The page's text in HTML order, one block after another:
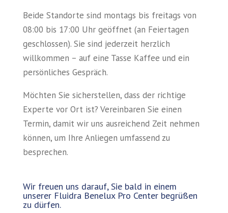
Beide Standorte sind montags bis freitags von
08:00 bis 17:00 Uhr geöffnet (an Feiertagen
geschlossen). Sie sind jederzeit herzlich
willkommen – auf eine Tasse Kaffee und ein
persönliches Gespräch.
Möchten Sie sicherstellen, dass der richtige
Experte vor Ort ist? Vereinbaren Sie einen
Termin, damit wir uns ausreichend Zeit nehmen
können, um Ihre Anliegen umfassend zu
besprechen.
Wir freuen uns darauf, Sie bald in einem
unserer Fluidra Benelux Pro Center begrüßen
zu dürfen.